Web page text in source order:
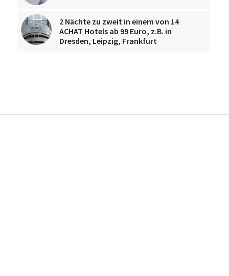
2 Nächte zu zweit in einem von 14
ACHAT Hotels ab 99 Euro, z.B. in
Dresden, Leipzig, Frankfurt